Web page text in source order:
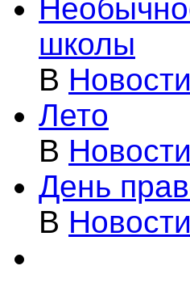
школы
В Новости
Лето
В Новости
День
В Новости